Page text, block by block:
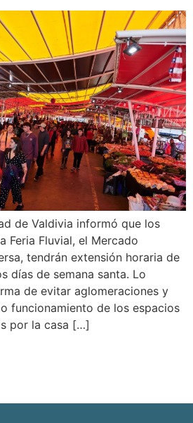
de Valdivia informó que los
Feria Fluvial, el Mercado
tendrán extensión horaria de
días de semana santa. Lo
de evitar aglomeraciones y
funcionamiento de los espacios
por la casa […]